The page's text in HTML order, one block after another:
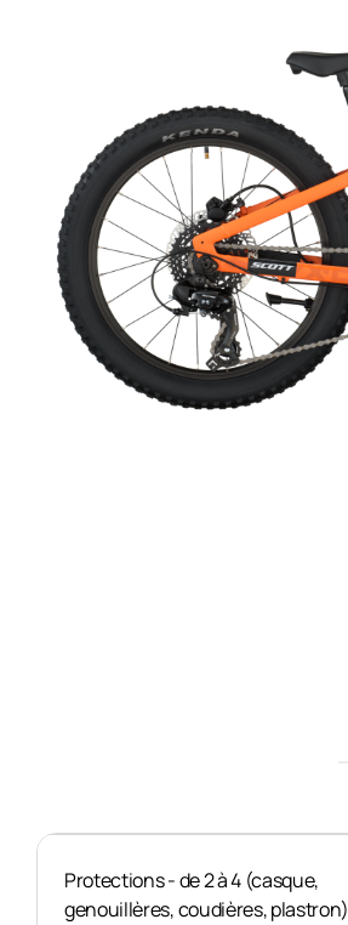
Protections - de 2 à 4 (casque,
genouillères, coudières, plastron)